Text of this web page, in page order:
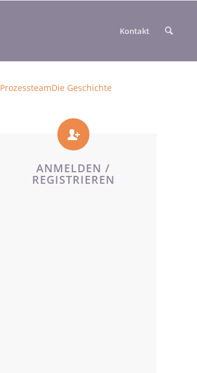
ProzessteamDie Geschichte
Kontakt
ANMELDEN /
REGISTRIEREN